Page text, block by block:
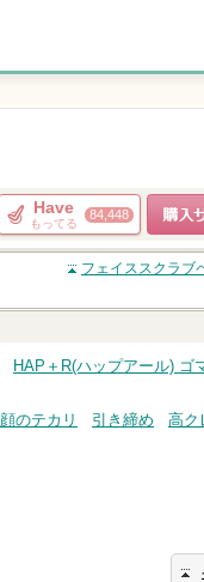
Have
もってる
84,448
ショッ
フェイススクラブ
HAP＋R(ハップアール) ゴ
顔のテカリ 引き締め
高ク